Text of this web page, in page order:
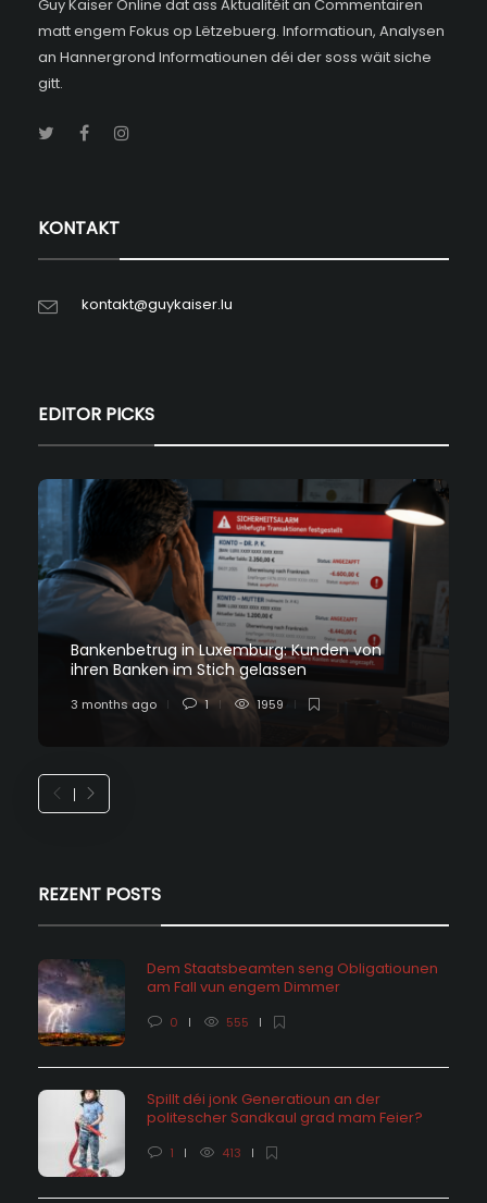
Guy Kaiser Online dat ass Aktualitéit an Commentairen
matt engem Fokus op Lëtzebuerg. Informatioun, Analysen
an Hannergrond Informatiounen déi der soss wäit siche
gitt.
KONTAKT
kontakt@guykaiser.lu
EDITOR PICKS
Bankenbetrug in Luxemburg: Kunden von
ihren Banken im Stich gelassen
3 months ago 1 1959
REZENT POSTS
Dem Staatsbeamten seng Obligatiounen
am Fall vun engem Dimmer
0 555
Spillt déi jonk Generatioun an der
politescher Sandkaul grad mam Feier?
1 413